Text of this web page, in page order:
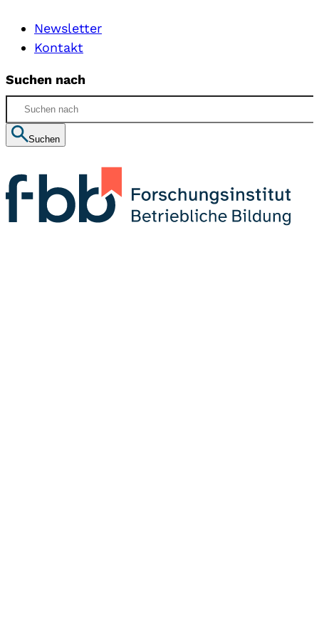
Newsletter
Kontakt
Suchen nach
Suchen